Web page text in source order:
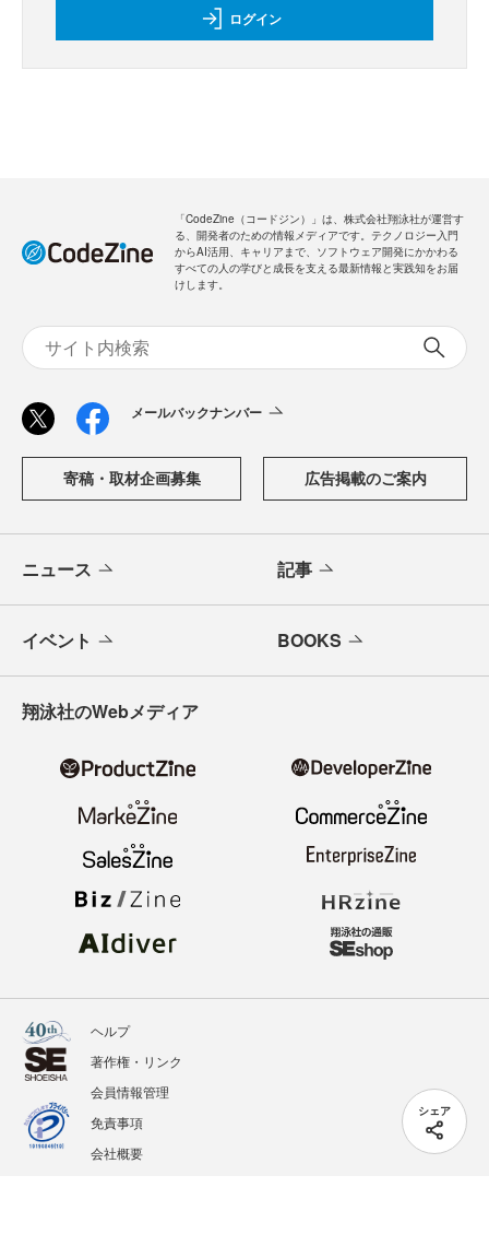
シェア
ログイン
「CodeZine（コードジン）」は、株式会社翔泳社が運営す
る、開発者のための情報メディアです。テクノロジー入門
からAI活用、キャリアまで、ソフトウェア開発にかかわる
すべての人の学びと成長を支える最新情報と実践知をお届
けします。
メールバックナンバー
寄稿・取材企画募集 広告掲載のご案内
ニュース 記事
イベント BOOKS
翔泳社のWebメディア
ヘルプ
著作権・リンク
会員情報管理
免責事項
会社概要